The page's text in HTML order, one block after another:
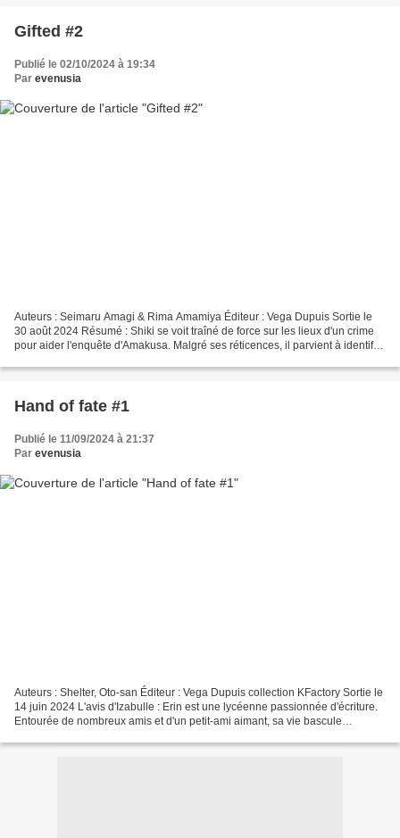
Gifted #2
Publié le 02/10/2024 à 19:34
Par evenusia
Auteurs : Seimaru Amagi & Rima Amamiya Éditeur : Vega Dupuis Sortie le
30 août 2024 Résumé : Shiki se voit traîné de force sur les lieux d'un crime
pour aider l'enquête d'Amakusa. Malgré ses réticences, il parvient à identifier
Hand of fate #1
Publié le 11/09/2024 à 21:37
Par evenusia
Auteurs : Shelter, Oto-san Éditeur : Vega Dupuis collection KFactory Sortie le
14 juin 2024 L'avis d'Izabulle : Erin est une lycéenne passionnée d'écriture.
Entourée de nombreux amis et d'un petit-ami aimant, sa vie bascule